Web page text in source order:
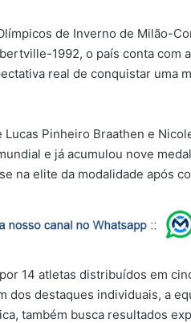
de Inverno de Milão-
1992, o país conta com
real de conquistar uma
Pinheiro Braathen e
e já acumulou nove
na elite da modalidade após
14 atletas distribuídos em
dos destaques individuais, a
também busca resultados